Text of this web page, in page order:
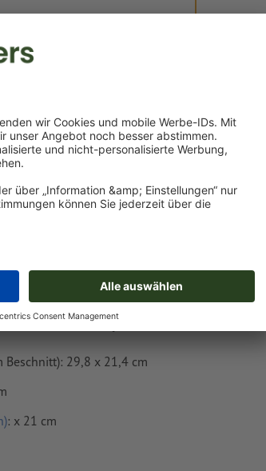
hochladen.
€ 168,85 € 197,55
Aufsteller, Zylinder mittel
Beschnitt): 29,8 x 21,4 cm
: x 21 cm